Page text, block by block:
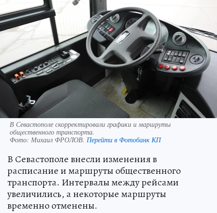
В Севастополе скорректировали графики и маршруты
общественного транспорта.
Фото: Михаил ФРОЛОВ. Перейти в Фотобанк КП
В Севастополе внесли изменения в
расписание и маршруты общественного
транспорта. Интервалы между рейсами
увеличились, а некоторые маршруты
временно отменены.